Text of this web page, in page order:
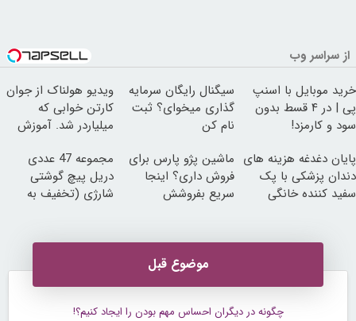
از سراسر وب
خرید موبایل با اسنپ
پی | در ۴ قسط بدون
سود و کارمزد!
سیگنال رایگان سرمایه
گذاری میخوای؟ ثبت
نام کن
ویدیو هولناک از جوان
کارتن خوابی که
میلیاردر شد. آموزش
پایان دغدغه هزینه های
دندان پزشکی با پک
سفید کننده خانگی
ماشین پژو پارس برای
فروش داری؟ اینجا
سریع بفروشش
مجموعه 47 عددی
دریل پیچ گوشتی
شارژی (تخفیف به
موضوع قبل
چگونه در دیگران احساس مهم بودن را ایجاد کنیم؟!